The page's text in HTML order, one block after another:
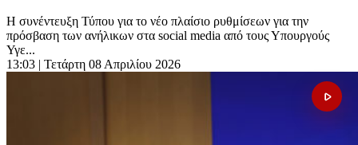
Η συνέντευξη Τύπου για το νέο πλαίσιο ρυθμίσεων για την
πρόσβαση των ανήλικων στα social media από τους Υπουργούς
Υγε...
13:03 | Τετάρτη 08 Απριλίου 2026